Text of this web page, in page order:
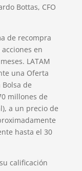
Bottas, CFO
de recompra
en
LATAM
una Oferta
de
millones de
a un precio de
hasta el 30
calificación